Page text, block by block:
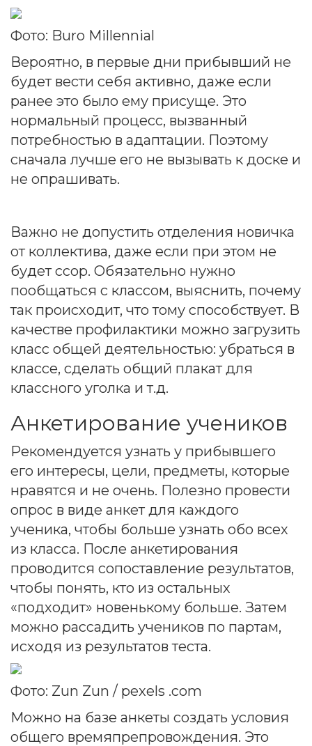
Фото: Buro Millennial
Вероятно, в первые дни прибывший не
будет вести себя активно, даже если
ранее это было ему присуще. Это
нормальный процесс, вызванный
потребностью в адаптации. Поэтому
сначала лучше его не вызывать к доске и
не опрашивать.
Важно не допустить отделения новичка
от коллектива, даже если при этом не
будет ссор. Обязательно нужно
пообщаться с классом, выяснить, почему
так происходит, что тому способствует. В
качестве профилактики можно загрузить
класс общей деятельностью: убраться в
классе, сделать общий плакат для
классного уголка и т.д.
Анкетирование учеников
Рекомендуется узнать у прибывшего
его интересы, цели, предметы, которые
нравятся и не очень. Полезно провести
опрос в виде анкет для каждого
ученика, чтобы больше узнать обо всех
из класса. После анкетирования
проводится сопоставление результатов,
чтобы понять, кто из остальных
«подходит» новенькому больше. Затем
можно рассадить учеников по партам,
исходя из результатов теста.
Фото: Zun Zun / pexels .com
Можно на базе анкеты создать условия
общего времяпрепровождения. Это